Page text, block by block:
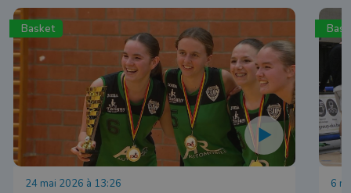
Basket
24 mai 2026 à 13:26 6